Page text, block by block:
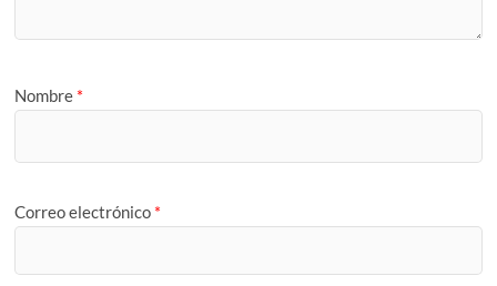
Nombre *
Correo electrónico *